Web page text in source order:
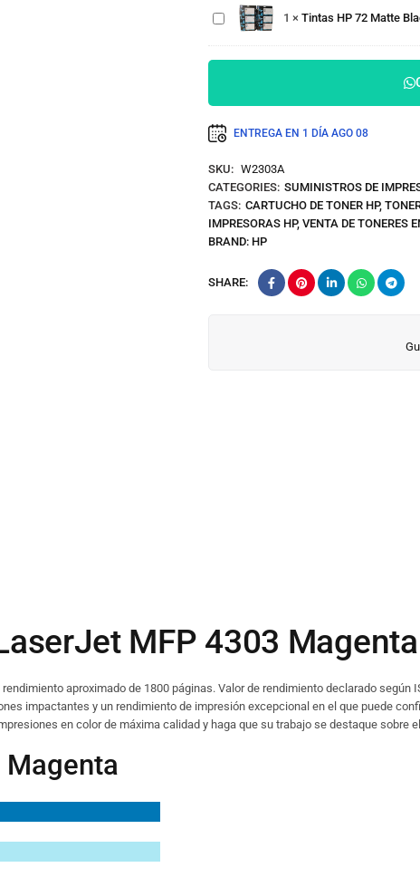
2300 pág.
Black,
1 × Tintas HP 72 Matte
ENTREGA EN 1 DÍA AGO 08
SKU: W2303A
CATEGORIES: SUMINISTROS DE
TAGS: CARTUCHO DE TONER HP,
IMPRESORAS HP, VENTA DE TONERES
BRAND: HP
SHARE:
MFP 4303 Magenta
aproximado de 1800 páginas. Valor de rendimiento declarado según
impactantes y un rendimiento de impresión excepcional en el que puede
en color de máxima calidad y haga que su trabajo se destaque sobre
Magenta